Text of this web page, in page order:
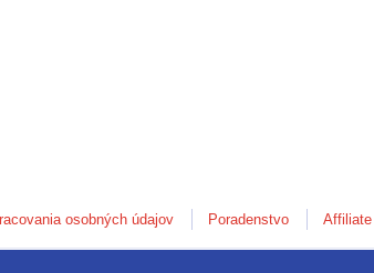
osobných údajov Poradenstvo Affiliate